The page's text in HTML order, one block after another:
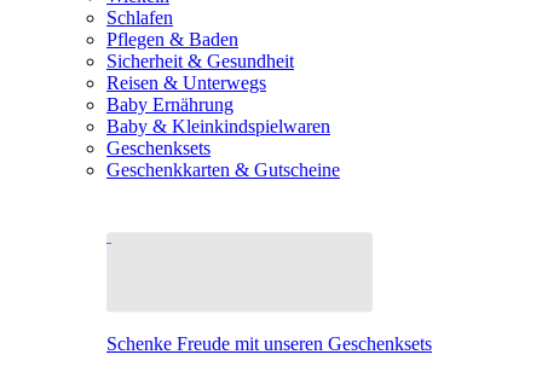
Schlafen
Pflegen & Baden
Sicherheit & Gesundheit
Reisen & Unterwegs
Baby Ernährung
Baby & Kleinkindspielwaren
Geschenksets
Geschenkkarten & Gutscheine
Schenke Freude mit unseren Geschenksets